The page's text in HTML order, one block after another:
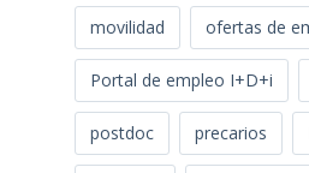
movilidad ofertas de
Portal de empleo I+D+i
postdoc precarios